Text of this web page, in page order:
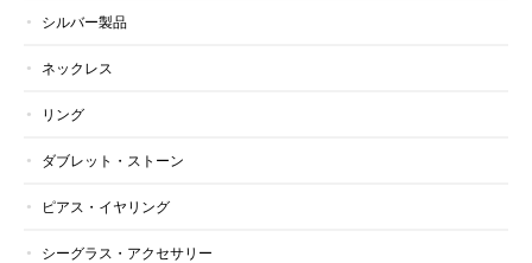
シルバー製品
ネックレス
リング
ダブレット・ストーン
ピアス・イヤリング
シーグラス・アクセサリー